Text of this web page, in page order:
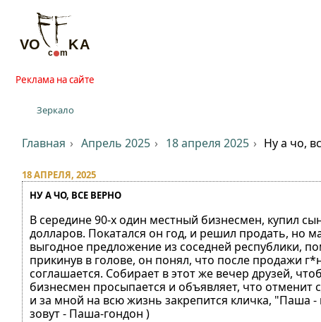
Реклама на сайте
Зеркало
Главная Апрель 2025 18 апреля 2025 Ну а чо,
18 АПРЕЛЯ, 2025
НУ А ЧО, ВСЕ ВЕРНО
В середине 90-х один местный бизнесмен, купил
долларов. Покатался он год, и решил продать, но
выгодное предложение из соседней республики,
прикинув в голове, он понял, что после продажи
соглашается. Собирает в этот же вечер друзей,
бизнесмен просыпается и объявляет, что отменит
и за мной на всю жизнь закрепится кличка, "Паша
зовут - Паша-гондон )